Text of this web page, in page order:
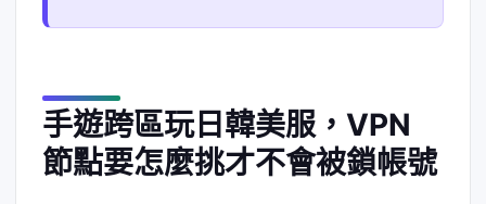
手遊跨區玩日韓美服，VPN
節點要怎麼挑才不會被鎖帳號